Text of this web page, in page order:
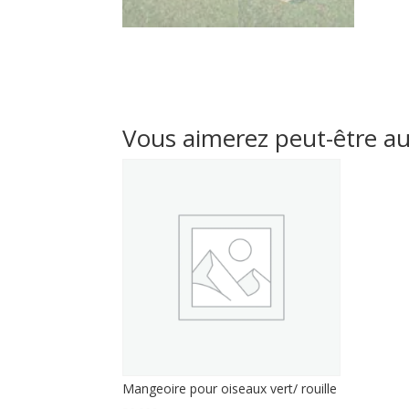
Vous aimerez peut-être
Mangeoire pour oiseaux vert/ rouille